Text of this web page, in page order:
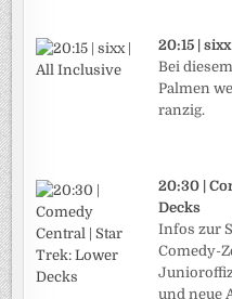
20:15 |
Bei
Palmen
ranzig.
20:30 |
Decks
Infos zur
Comedy-
und neue